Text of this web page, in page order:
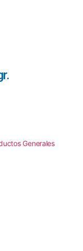
Generales